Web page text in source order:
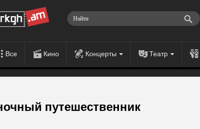
Все Кино Концерты Театр
путешественник